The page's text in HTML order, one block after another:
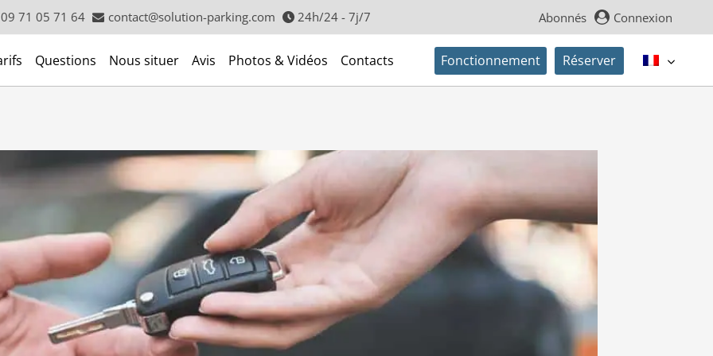
09 71 05 71 64 contact@solution-parking.com 24h/24 - 7j/7 Abonnés Connexion
Questions Nous situer Avis Photos & Vidéos Contacts Fonctionnement Réserver